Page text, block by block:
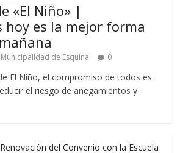
«El Niño» |
hoy es la mejor forma
Municipalidad de Esquina 0
El Niño, el compromiso de todos es
el riesgo de anegamientos y
Renovación del Convenio con la Escuela